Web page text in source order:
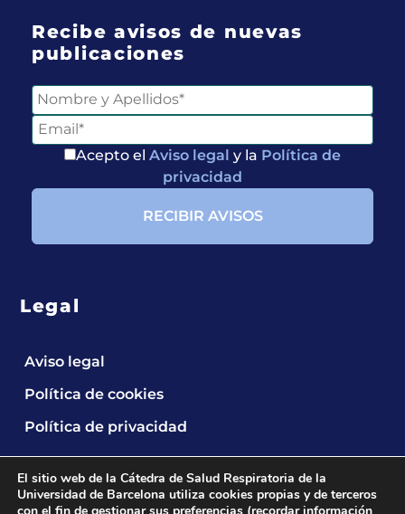
Recibe avisos de nuevas
publicaciones
Acepto el Aviso legal y la Política de
privacidad
Legal
Aviso legal
Política de cookies
Política de privacidad
El sitio web de la Cátedra de Salud Respiratoria de la
Universidad de Barcelona utiliza cookies propias y de terceros
Publicaciones